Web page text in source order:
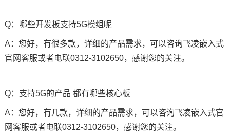
Q：哪些开发板支持5G模组呢
A：您好，有很多款，详细的产品需求，可以咨询飞凌嵌入式
官网客服或者电联0312-3102650，感谢您的关注。
Q：支持5G的产品 都有哪些核心板
A：您好，有几款，详细的产品需求，可以咨询飞凌嵌入式官
网客服或者电联0312-3102650，感谢您的关注。